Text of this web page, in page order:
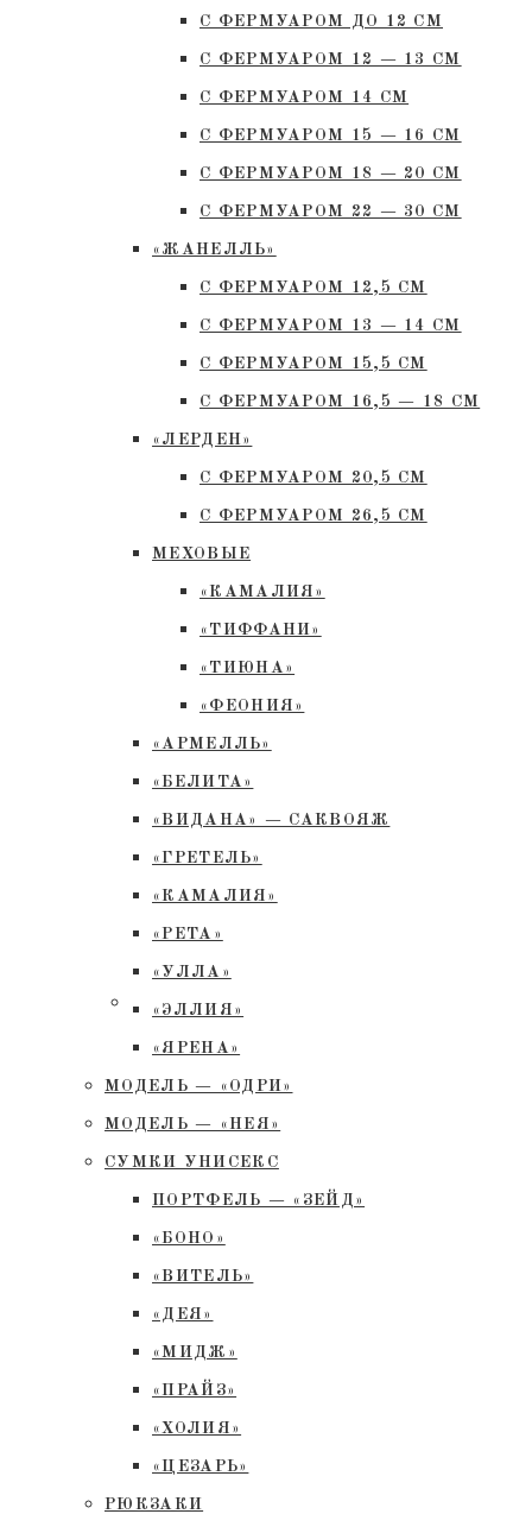
С ФЕРМУАРОМ ДО 12 СМ
С ФЕРМУАРОМ 12 — 13 СМ
С ФЕРМУАРОМ 14 СМ
С ФЕРМУАРОМ 15 — 16 СМ
C ФЕРМУАРОМ 18 — 20 СМ
С ФЕРМУАРОМ 22 — 30 СМ
«ЖАНЕЛЛЬ»
С ФЕРМУАРОМ 12,5 СМ
С ФЕРМУАРОМ 13 — 14 СМ
С ФЕРМУАРОМ 15,5 СМ
С ФЕРМУАРОМ 16,5 — 18 СМ
«ЛЕРДЕН»
С ФЕРМУАРОМ 20,5 СМ
С ФЕРМУАРОМ 26,5 СМ
МЕХОВЫЕ
«КАМАЛИЯ»
«ТИФФАНИ»
«ТИЮНА»
«ФЕОНИЯ»
«АРМЕЛЛЬ»
«БЕЛИТА»
«ВИДАНА» — САКВОЯЖ
«ГРЕТЕЛЬ»
«КАМАЛИЯ»
«РЕТА»
«УЛЛА»
«ЭЛЛИЯ»
«ЯРЕНА»
МОДЕЛЬ — «ОДРИ»
МОДЕЛЬ — «НЕЯ»
СУМКИ УНИСЕКС
ПОРТФЕЛЬ — «ЗЕЙД»
«БОНО»
«ВИТЕЛЬ»
«ДЕЯ»
«МИДЖ»
«ПРАЙЗ»
«ХОЛИЯ»
«ЦЕЗАРЬ»
РЮКЗАКИ